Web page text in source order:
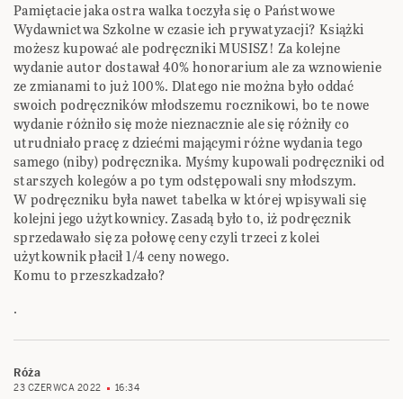
Pamiętacie jaka ostra walka toczyła się o Państwowe
Wydawnictwa Szkolne w czasie ich prywatyzacji? Książki
możesz kupować ale podręczniki MUSISZ! Za kolejne
wydanie autor dostawał 40% honorarium ale za wznowienie
ze zmianami to już 100%. Dlatego nie można było oddać
swoich podręczników młodszemu rocznikowi, bo te nowe
wydanie różniło się może nieznacznie ale się różniły co
utrudniało pracę z dziećmi mającymi różne wydania tego
samego (niby) podręcznika. Myśmy kupowali podręczniki od
starszych kolegów a po tym odstępowali sny młodszym.
W podręczniku była nawet tabelka w której wpisywali się
kolejni jego użytkownicy. Zasadą było to, iż podręcznik
sprzedawało się za połowę ceny czyli trzeci z kolei
użytkownik płacił 1/4 ceny nowego.
Komu to przeszkadzało?
.
Róża
23 CZERWCA 2022 16:34